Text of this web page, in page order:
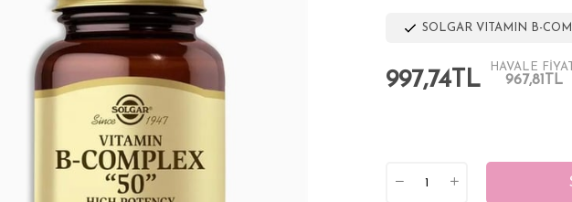
SOLGAR VITAMIN B-
997,74TL
HAVALE FİYATI
967,81TL